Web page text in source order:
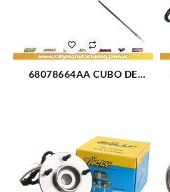
68078664AA CUBO DE